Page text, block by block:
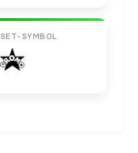
SET-SYMBOL